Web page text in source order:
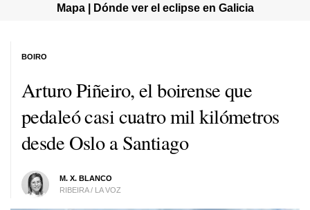
Mapa | Dónde ver el eclipse en Galicia
Arturo Piñeiro, el boirense que
pedaleó casi cuatro mil kilómetros
desde Oslo a Santiago
M. X. BLANCO
RIBEIRA / LA VOZ
BOIRO